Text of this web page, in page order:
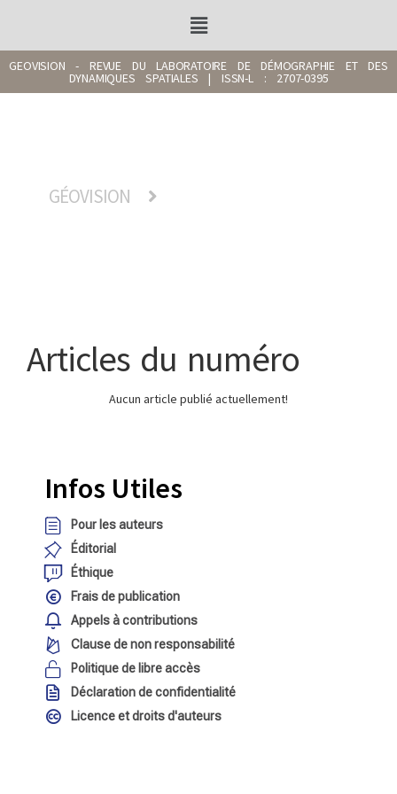
GEOVISION - REVUE DU LABORATOIRE DE DÉMOGRAPHIE ET DES
DYNAMIQUES SPATIALES | ISSN-L : 2707-0395
GÉOVISION
Articles du numéro
Aucun article publié actuellement!
Infos Utiles
Pour les auteurs
Éditorial
Éthique
Frais de publication
Appels à contributions
Clause de non responsabilité
Politique de libre accès
Déclaration de confidentialité
Licence et droits d'auteurs